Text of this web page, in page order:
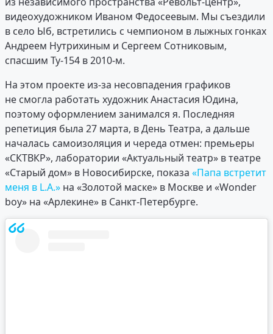
видеохудожником Иваном Федосеевым. Мы съездили
в село Ыб, встретились с чемпионом в лыжных гонках
Андреем Нутрихиным и Сергеем Сотниковым,
спасшим Ту-154 в 2010-м.
На этом проекте из-за несовпадения графиков
не смогла работать художник Анастасия Юдина,
поэтому оформлением занимался я. Последняя
репетиция была 27 марта, в День Театра, а дальше
началась самоизоляция и череда отмен: премьеры
«СКТВКР», лаборатории «Актуальный театр» в театре
«Старый дом» в Новосибирске, показа «Папа встретит
меня в L.A.» на «Золотой маске» в Москве и «Wonder
boy» на «Арлекине» в Санкт-Петербурге.